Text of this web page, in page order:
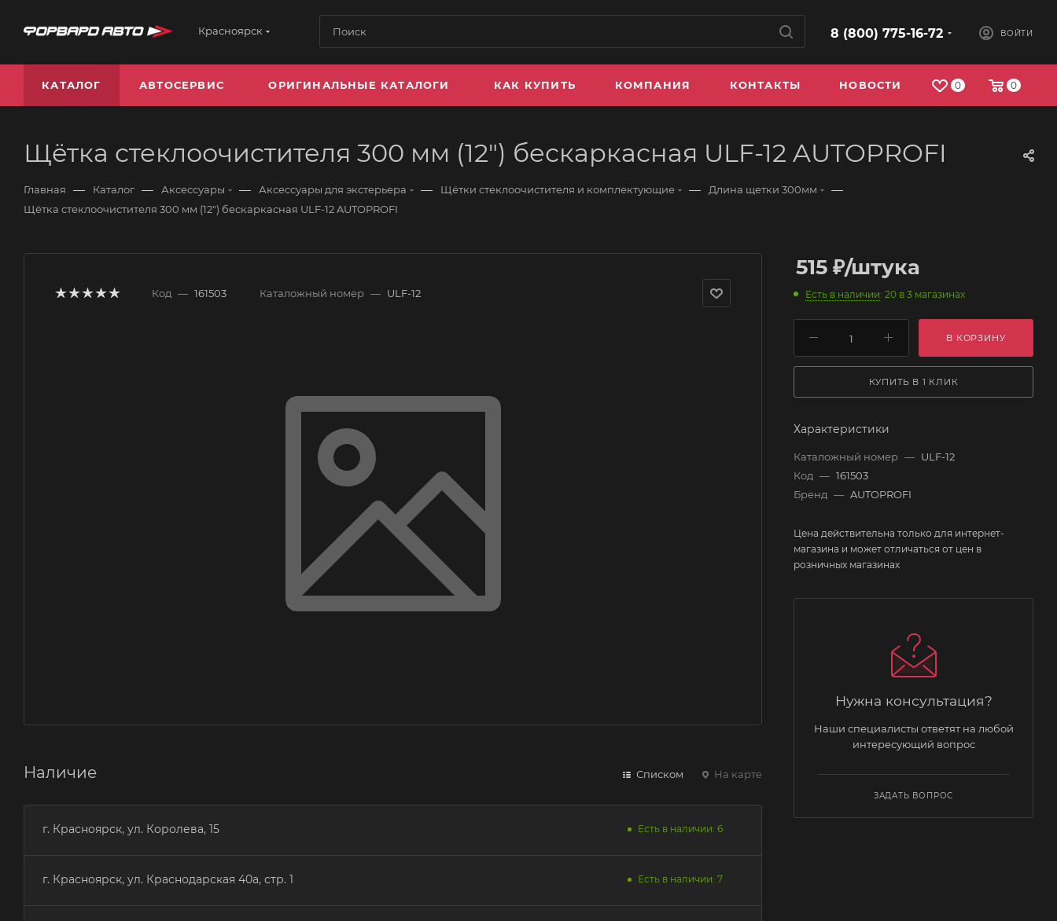
Красноярск 8 (800) 775-16-72 ВОЙТИ
0 0
КАТАЛОГ АВТОСЕРВИС ОРИГИНАЛЬНЫЕ КАТАЛОГИ КАК КУПИТЬ КОМПАНИЯ КОНТАКТЫ НОВОСТИ
Щётка стеклоочистителя 300 мм (12") бескаркасная ULF-12 AUTOPROFI
Главная — Каталог — Аксессуары — Аксессуары для экстерьера — Щётки стеклоочистителя и комплектующие — Длина щетки 300мм —
Щётка стеклоочистителя 300 мм (12") бескаркасная ULF-12 AUTOPROFI
Код — 161503 Каталожный номер — ULF-12
Наличие Списком На карте
г. Красноярск, ул. Королева, 15 Есть в наличии: 6
г. Красноярск, ул. Краснодарская 40а, стр. 1 Есть в наличии: 7
515 ₽/штука
Есть в наличии: 20 в 3 магазинах
В КОРЗИНУ
КУПИТЬ В 1 КЛИК
Характеристики
Каталожный номер — ULF-12
Код — 161503
Бренд — AUTOPROFI
Цена действительна только для интернет-
магазина и может отличаться от цен в
розничных магазинах
Нужна консультация?
Наши специалисты ответят на любой
интересующий вопрос
ЗАДАТЬ ВОПРОС